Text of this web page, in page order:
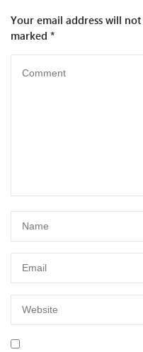
Your email address will
marked *